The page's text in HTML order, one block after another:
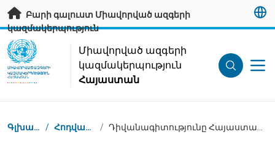
Անցնել հիմնական բովանդակությանը
Բարի գալուստ Միավորված ազգերի
կազմակերպություն
UN Logo
ՄԻԱՎՈՐՎԱԾ ԱԶԳԵՐԻ
ԿԱԶՄԱԿԵՐՊՈՒԹՅՈՒՆ
ՀԱՅԱՍՏԱՆ
Միավորված ազգերի
կազմակերպություն
Հայաստան
Կայքում գտնվելու վայրը
Գլխավոր / Հոդվածներ /